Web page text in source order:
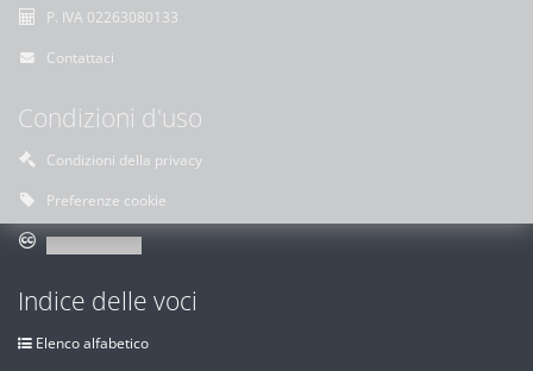
P. IVA 02263080133
Contattaci
Condizioni d'uso
Condizioni della privacy
Preferenze cookie
Indice delle voci
Elenco alfabetico